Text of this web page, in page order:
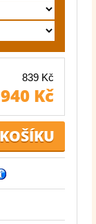
839 Kč
940 Kč